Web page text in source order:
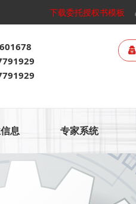
下载委托授权书模板
息 专家系统